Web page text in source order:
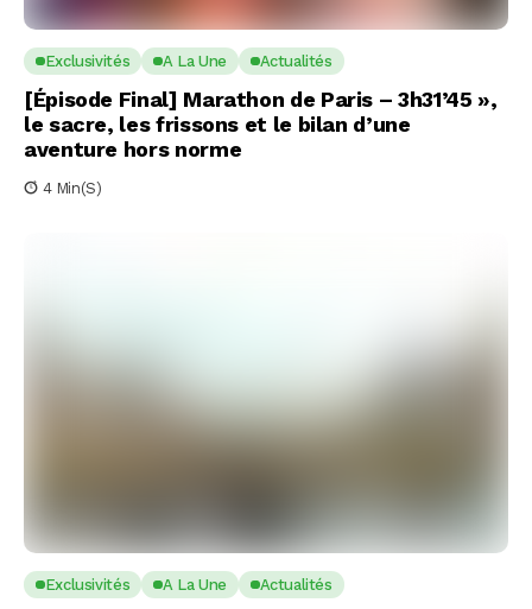
Exclusivités A La Une Actualités
[Épisode Final] Marathon de Paris – 3h31’45 »,
le sacre, les frissons et le bilan d’une
aventure hors norme
4 Min(s)
Exclusivités A La Une Actualités